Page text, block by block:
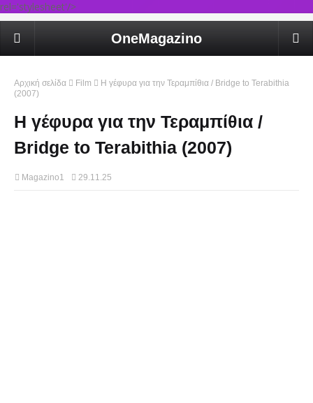
rel='stylesheet'/>
OneMagazino
Αρχική σελίδα Film
Η γέφυρα για την Τεραμπίθια / Bridge to Terabithia
(2007)
Η γέφυρα για την Τεραμπίθια /
Bridge to Terabithia (2007)
Magazino1 29.11.25